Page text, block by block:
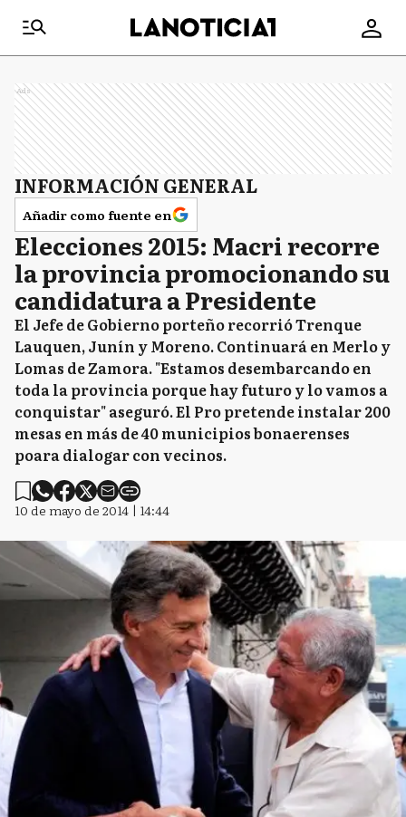
Ads
INFORMACIÓN GENERAL
Añadir como fuente en
Elecciones 2015: Macri recorre
la provincia promocionando su
candidatura a Presidente
El Jefe de Gobierno porteño recorrió Trenque
Lauquen, Junín y Moreno. Continuará en Merlo y
Lomas de Zamora. "Estamos desembarcando en
toda la provincia porque hay futuro y lo vamos a
conquistar" aseguró. El Pro pretende instalar 200
mesas en más de 40 municipios bonaerenses
poara dialogar con vecinos.
10 de mayo de 2014 | 14:44